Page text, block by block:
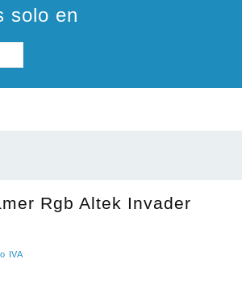
solo en
Rgb Altek Invader
IVA